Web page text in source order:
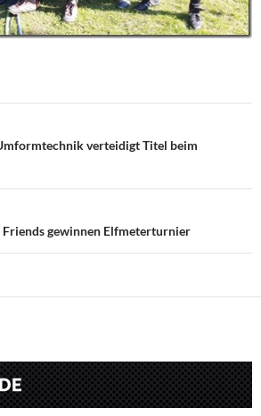
verteidigt Titel beim
gewinnen Elfmeterturnier